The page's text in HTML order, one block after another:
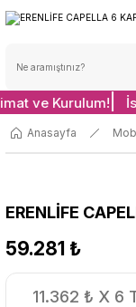
ve Kurulum!
Anasayfa
ERENLİFE
59.281 ₺
11.362 ₺ X 6